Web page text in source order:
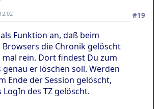
#19
Funktion an, daß beim
Browsers die Chronik gelöscht
mal rein. Dort findest Du zum
genau er löschen soll. Werden
Ende der Session gelöscht,
des TZ gelöscht.